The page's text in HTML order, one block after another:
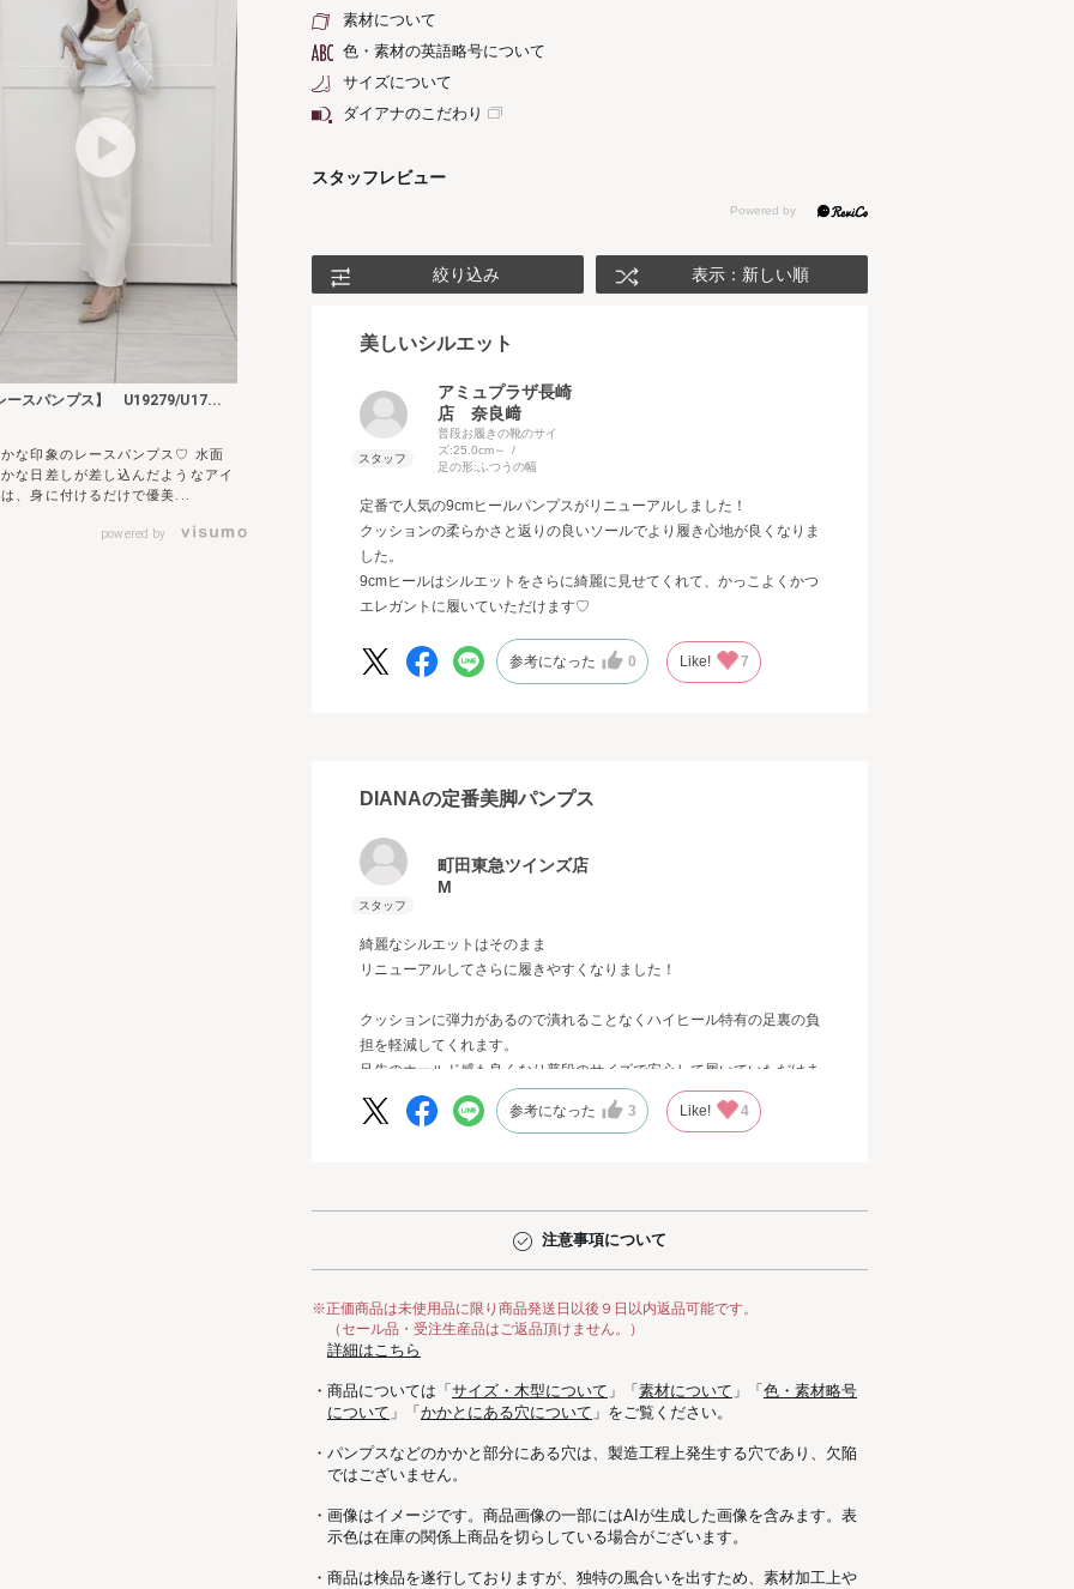
ースパンプス】 U19279/U17...
な印象のレースパンプス♡ 水面
な日差しが差し込んだようなアイ
、身に付けるだけで優美...
powered by
素材について
色・素材の英語略号について
サイズについて
ダイアナのこだわり
スタッフレビュー
絞り込み 表示：新しい順
美しいシルエット
アミュプラザ長崎
店 奈良﨑
普段お履きの靴のサイ
ズ:25.0cm～
足の形:ふつうの幅
定番で人気の9cmヒールパンプスがリニューアルしました！
クッションの柔らかさと返りの良いソールでより履き心地が良くなりま
した。
9cmヒールはシルエットをさらに綺麗に見せてくれて、かっこよくかつ
エレガントに履いていただけます♡
参考になった 0 Like! 7
DIANAの定番美脚パンプス
町田東急ツインズ店
M
綺麗なシルエットはそのまま
リニューアルしてさらに履きやすくなりました！
クッションに弾力があるので潰れることなくハイヒール特有の足裏の負
担を軽減してくれます。
足先のホールド感も良くなり普段のサイズで安心して履いていただけま
す。
参考になった
3 Like! 4
注意事項について
※正価商品は未使用品に限り商品発送日以後９日以内返品可能です。
（セール品・受注生産品はご返品頂けません。）
詳細はこちら
・商品については「 サイズ・木型について 」「 素材について 」「 色・素材略号
について 」「 かかとにある穴について 」をご覧ください。
・パンプスなどのかかと部分にある穴は、製造工程上発生する穴であり、欠陥
ではございません。
・画像はイメージです。商品画像の一部にはAIが生成した画像を含みます。表
示色は在庫の関係上商品を切らしている場合がございます。
・商品は検品を遂行しておりますが、独特の風合いを出すため、素材加工上